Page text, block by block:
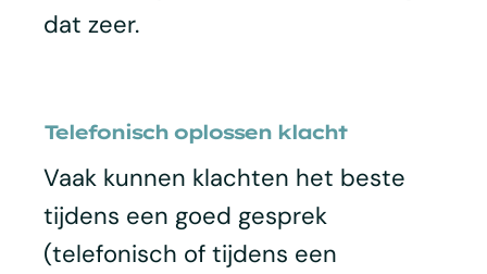
dat zeer.
Telefonisch oplossen klacht
Vaak kunnen klachten het beste
tijdens een goed gesprek
(telefonisch of tijdens een